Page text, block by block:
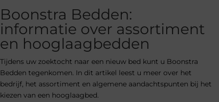
Boonstra Bedden:
informatie over assortiment
en hooglaagbedden
Tijdens uw zoektocht naar een nieuw bed kunt u Boonstra
Bedden tegenkomen. In dit artikel leest u meer over het
bedrijf, het assortiment en algemene aandachtspunten bij het
kiezen van een hooglaagbed.